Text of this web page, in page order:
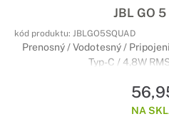
JBL GO
kód produktu: JBLGO5SQUAD
Prenosný / Vodotesný /
Typ-C / 4,8W
NA